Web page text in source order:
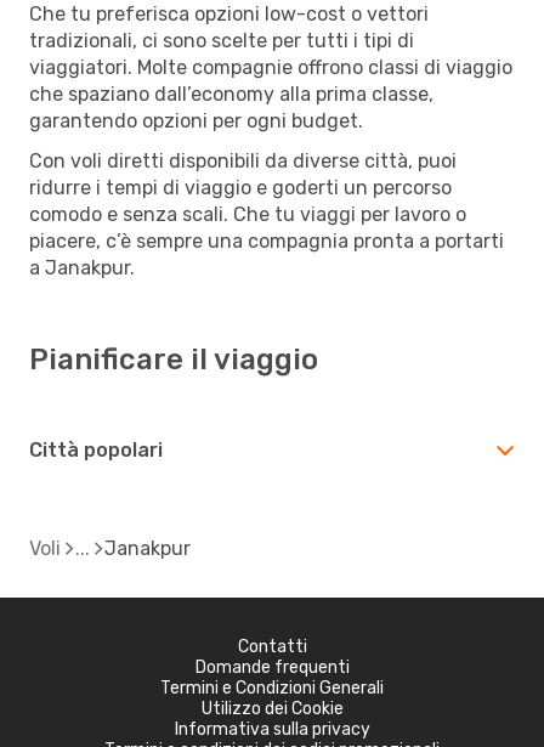
Che tu preferisca opzioni low-cost o vettori
tradizionali, ci sono scelte per tutti i tipi di
viaggiatori. Molte compagnie offrono classi di viaggio
che spaziano dall’economy alla prima classe,
garantendo opzioni per ogni budget.
Con voli diretti disponibili da diverse città, puoi
ridurre i tempi di viaggio e goderti un percorso
comodo e senza scali. Che tu viaggi per lavoro o
piacere, c’è sempre una compagnia pronta a portarti
a Janakpur.
Pianificare il viaggio
Città popolari
Voli Janakpur
Contatti
Domande frequenti
Termini e Condizioni Generali
Utilizzo dei Cookie
Informativa sulla privacy